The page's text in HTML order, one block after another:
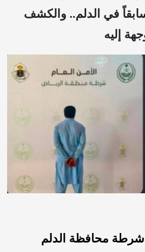
سابقاً في الدلم.. والكشف
إليه
محافظة الدلم